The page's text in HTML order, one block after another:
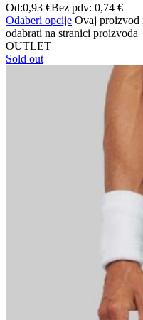
Od:0,93 €Bez pdv: 0,74 €
Odaberi opcije Ovaj proizvod
odabrati na stranici proizvoda
OUTLET
Sold out